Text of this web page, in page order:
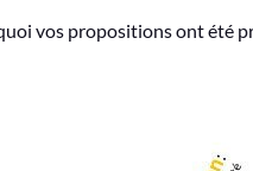
vos propositions ont été